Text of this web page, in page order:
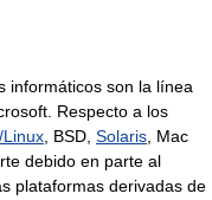
informáticos son la línea
Respecto a los
Linux , BSD, Solaris , Mac
debido en parte al
plataformas derivadas de